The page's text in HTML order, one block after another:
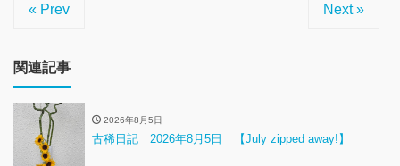
« Prev Next »
関連記事
2026年8月5日
古稀日記 2026年8月5日 【July zipped away!】